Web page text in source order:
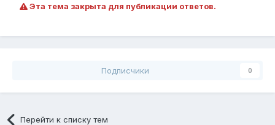
Эта тема закрыта для публикации ответов.
Подписчики 0
Перейти к списку тем